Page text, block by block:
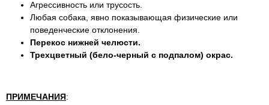
Агрессивность или трусость.
Любая собака, явно показывающая физические или
поведенческие отклонения.
Перекос нижней челюсти.
Трехцветный (бело-черный с подпалом) окрас.
ПРИМЕЧАНИЯ: